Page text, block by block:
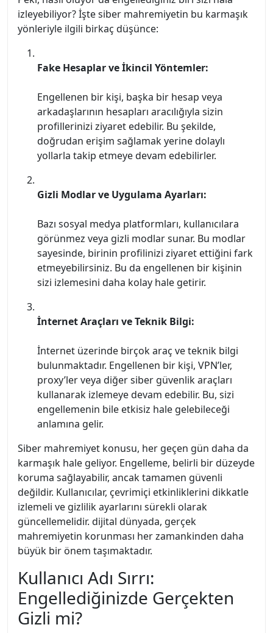
izleyebiliyor? İşte siber mahremiyetin bu karmaşık
yönleriyle ilgili birkaç düşünce:
Fake Hesaplar ve İkincil Yöntemler:
Engellenen bir kişi, başka bir hesap veya
arkadaşlarının hesapları aracılığıyla sizin
profillerinizi ziyaret edebilir. Bu şekilde,
doğrudan erişim sağlamak yerine dolaylı
yollarla takip etmeye devam edebilirler.
Gizli Modlar ve Uygulama Ayarları:
Bazı sosyal medya platformları, kullanıcılara
görünmez veya gizli modlar sunar. Bu modlar
sayesinde, birinin profilinizi ziyaret ettiğini fark
etmeyebilirsiniz. Bu da engellenen bir kişinin
sizi izlemesini daha kolay hale getirir.
İnternet Araçları ve Teknik Bilgi:
İnternet üzerinde birçok araç ve teknik bilgi
bulunmaktadır. Engellenen bir kişi, VPN’ler,
proxy’ler veya diğer siber güvenlik araçları
kullanarak izlemeye devam edebilir. Bu, sizi
engellemenin bile etkisiz hale gelebileceği
anlamına gelir.
Siber mahremiyet konusu, her geçen gün daha da
karmaşık hale geliyor. Engelleme, belirli bir düzeyde
koruma sağlayabilir, ancak tamamen güvenli
değildir. Kullanıcılar, çevrimiçi etkinliklerini dikkatle
izlemeli ve gizlilik ayarlarını sürekli olarak
güncellemelidir. dijital dünyada, gerçek
mahremiyetin korunması her zamankinden daha
büyük bir önem taşımaktadır.
Kullanıcı Adı Sırrı:
Engellediğinizde Gerçekten
Gizli mi?